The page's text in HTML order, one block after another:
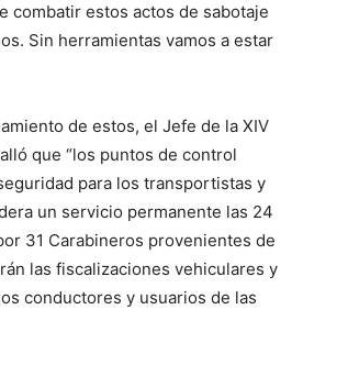
combatir estos actos de sabotaje
Sin herramientas vamos a estar
de estos, el Jefe de la XIV
que “los puntos de control
para los transportistas y
un servicio permanente las 24
31 Carabineros provenientes de
las fiscalizaciones vehiculares y
conductores y usuarios de las